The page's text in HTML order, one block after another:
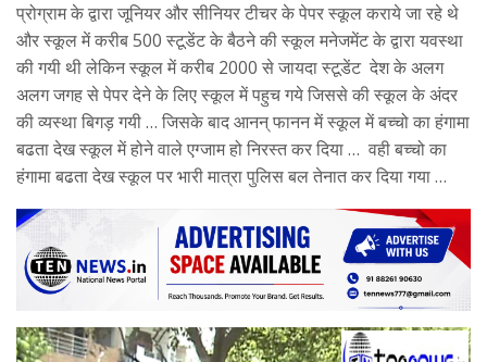
प्रोग्राम के द्वारा जूनियर और सीनियर टीचर के पेपर स्कूल कराये जा रहे थे
और स्कूल में करीब 500 स्टूडेंट के बैठने की स्कूल मनेजमेंट के द्वारा यवस्था
की गयी थी लेकिन स्कूल में करीब 2000 से जायदा स्टूडेंट देश के अलग
अलग जगह से पेपर देने के लिए स्कूल में पहुच गये जिससे की स्कूल के अंदर
की व्यस्था बिगड़ गयी … जिसके बाद आनन् फानन में स्कूल में बच्चो का हंगामा
बढता देख स्कूल में होने वाले एग्जाम हो निरस्त कर दिया … वही बच्चो का
हंगामा बढता देख स्कूल पर भारी मात्रा पुलिस बल तेनात कर दिया गया …